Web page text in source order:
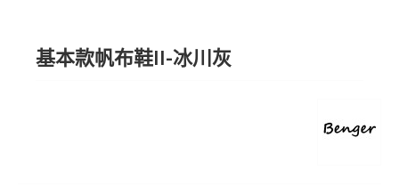
基本款帆布鞋II-冰川灰